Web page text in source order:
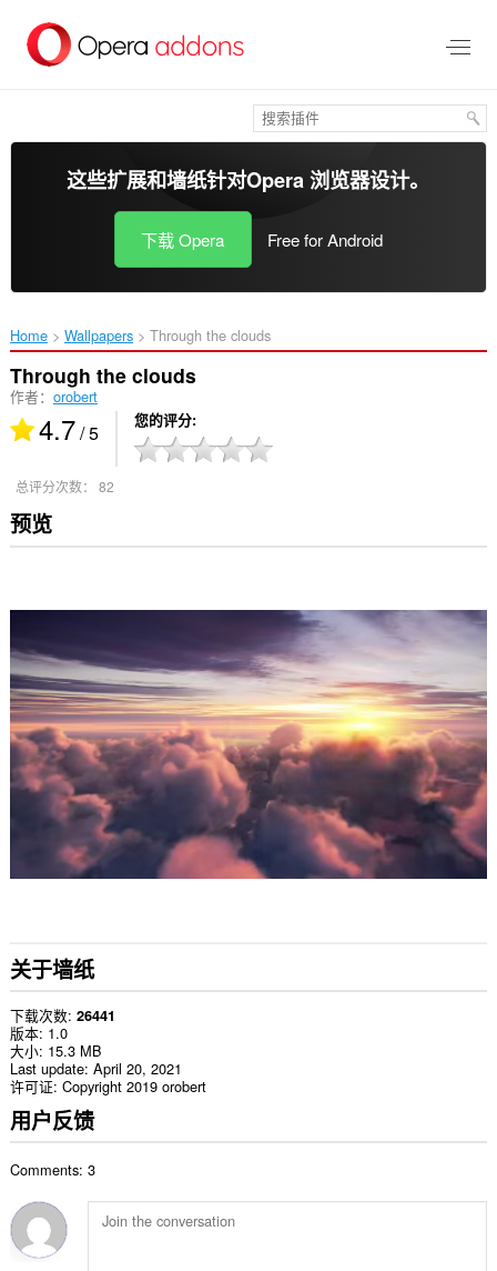
这些扩展和墙纸针对Opera 浏览器设计。
下载 Opera Free for Android
Home Wallpapers Through the clouds‎
Through the clouds
作者： orobert
4.7/ 5 您的评分
总评分次数： 82
预览
关于墙纸
下载次数 26441
版本 1.0
大小 15.3 MB
Last update April 20, 2021
许可证 Copyright 2019 orobert
用户反馈
Comments: 3